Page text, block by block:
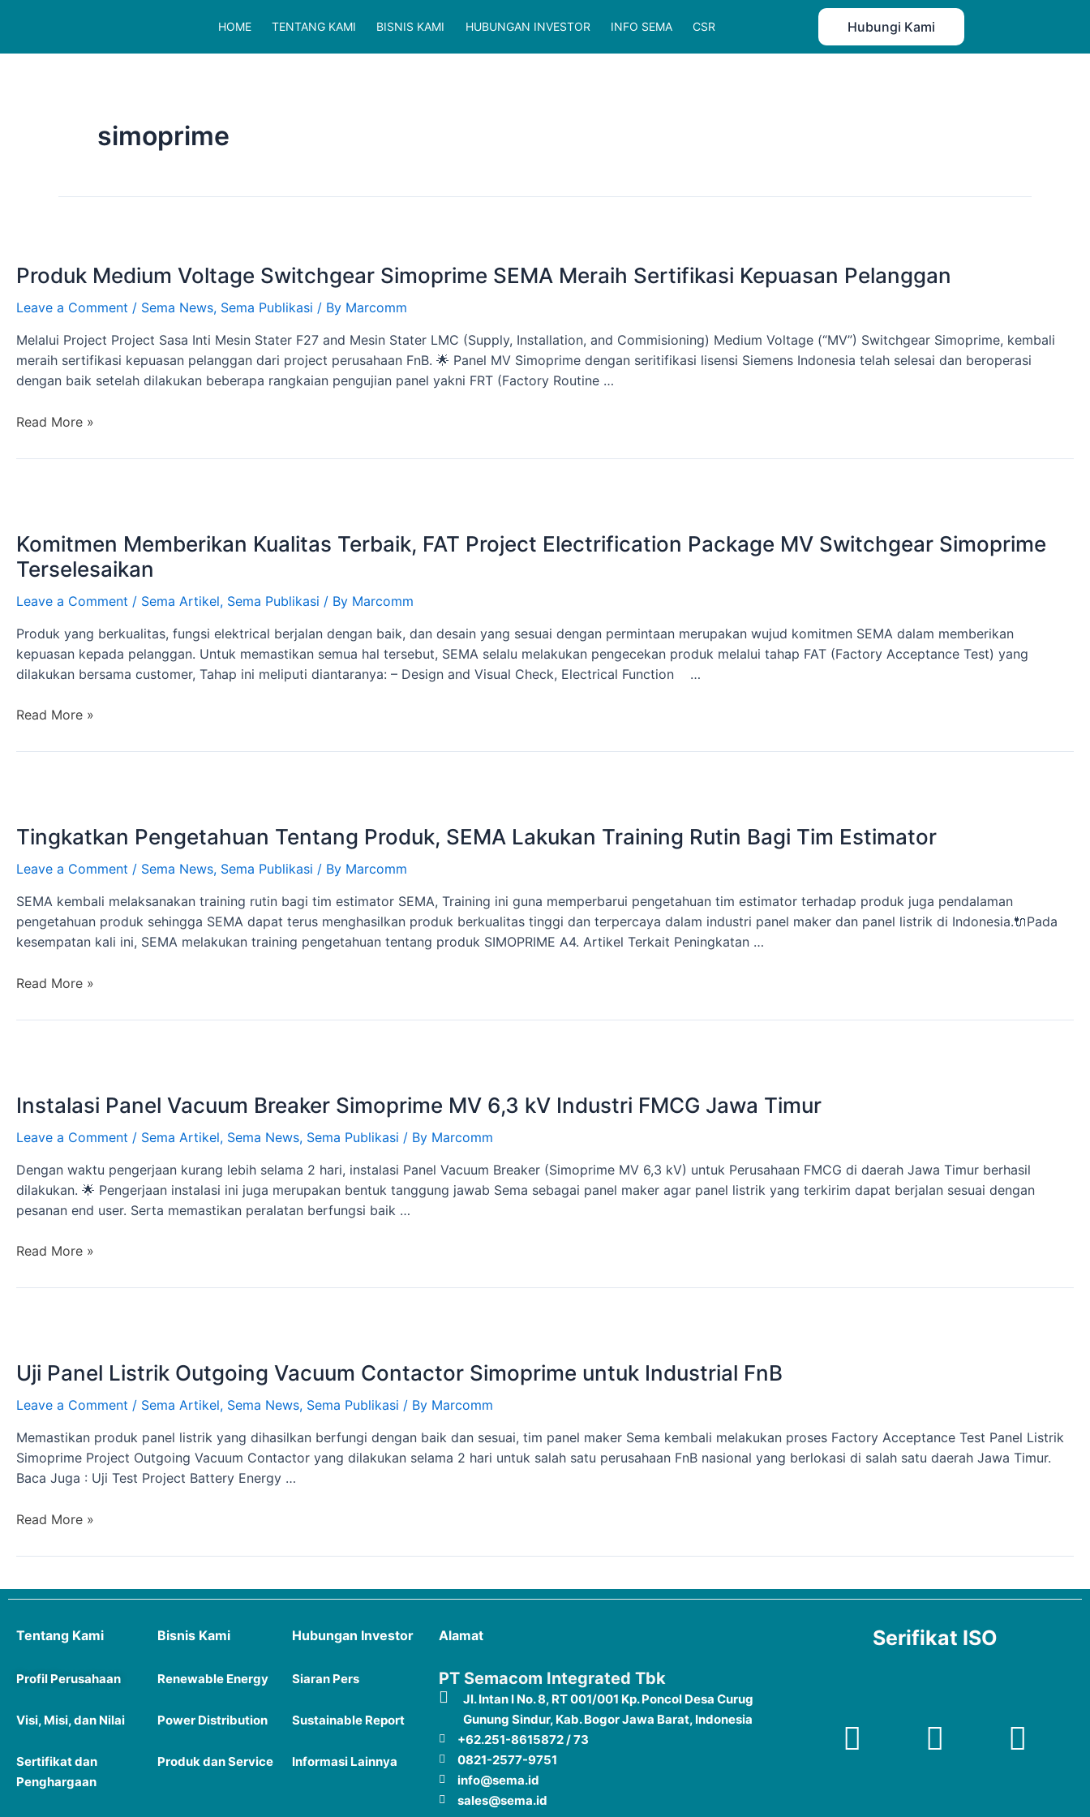
HOME TENTANG KAMI BISNIS KAMI HUBUNGAN INVESTOR INFO SEMA CSR Hubungi Kami
simoprime
Produk Medium Voltage Switchgear Simoprime SEMA Meraih Sertifikasi Kepuasan Pelanggan
Leave a Comment / Sema News, Sema Publikasi / By Marcomm
Melalui Project Project Sasa Inti Mesin Stater F27 and Mesin Stater LMC (Supply, Installation, and Commisioning) Medium Voltage (“MV”) Switchgear Simoprime, kembali
meraih sertifikasi kepuasan pelanggan dari project perusahaan FnB. 🌟 Panel MV Simoprime dengan seritifikasi lisensi Siemens Indonesia telah selesai dan beroperasi
dengan baik setelah dilakukan beberapa rangkaian pengujian panel yakni FRT (Factory Routine …
Read More »
Komitmen Memberikan Kualitas Terbaik, FAT Project Electrification Package MV Switchgear Simoprime
Terselesaikan
Leave a Comment / Sema Artikel, Sema Publikasi / By Marcomm
Produk yang berkualitas, fungsi elektrical berjalan dengan baik, dan desain yang sesuai dengan permintaan merupakan wujud komitmen SEMA dalam memberikan
kepuasan kepada pelanggan. Untuk memastikan semua hal tersebut, SEMA selalu melakukan pengecekan produk melalui tahap FAT (Factory Acceptance Test) yang
dilakukan bersama customer, Tahap ini meliputi diantaranya: – Design and Visual Check, Electrical Function …
Read More »
Tingkatkan Pengetahuan Tentang Produk, SEMA Lakukan Training Rutin Bagi Tim Estimator
Leave a Comment / Sema News, Sema Publikasi / By Marcomm
SEMA kembali melaksanakan training rutin bagi tim estimator SEMA, Training ini guna memperbarui pengetahuan tim estimator terhadap produk juga pendalaman
pengetahuan produk sehingga SEMA dapat terus menghasilkan produk berkualitas tinggi dan terpercaya dalam industri panel maker dan panel listrik di Indonesia.🔌Pada
kesempatan kali ini, SEMA melakukan training pengetahuan tentang produk SIMOPRIME A4. Artikel Terkait Peningkatan …
Read More »
Instalasi Panel Vacuum Breaker Simoprime MV 6,3 kV Industri FMCG Jawa Timur
Leave a Comment / Sema Artikel, Sema News, Sema Publikasi / By Marcomm
Dengan waktu pengerjaan kurang lebih selama 2 hari, instalasi Panel Vacuum Breaker (Simoprime MV 6,3 kV) untuk Perusahaan FMCG di daerah Jawa Timur berhasil
dilakukan. 🌟 Pengerjaan instalasi ini juga merupakan bentuk tanggung jawab Sema sebagai panel maker agar panel listrik yang terkirim dapat berjalan sesuai dengan
pesanan end user. Serta memastikan peralatan berfungsi baik …
Read More »
Uji Panel Listrik Outgoing Vacuum Contactor Simoprime untuk Industrial FnB
Leave a Comment / Sema Artikel, Sema News, Sema Publikasi / By Marcomm
Memastikan produk panel listrik yang dihasilkan berfungi dengan baik dan sesuai, tim panel maker Sema kembali melakukan proses Factory Acceptance Test Panel Listrik
Simoprime Project Outgoing Vacuum Contactor yang dilakukan selama 2 hari untuk salah satu perusahaan FnB nasional yang berlokasi di salah satu daerah Jawa Timur.
Baca Juga : Uji Test Project Battery Energy …
Read More »
Tentang Kami
Profil Perusahaan
Visi, Misi, dan Nilai
Sertifikat dan
Penghargaan
Bisnis Kami
Renewable Energy
Power Distribution
Produk dan Service
Hubungan Investor
Siaran Pers
Sustainable Report
Informasi Lainnya
Alamat
PT Semacom Integrated Tbk
Jl. Intan I No. 8, RT 001/001 Kp. Poncol Desa Curug
Gunung Sindur, Kab. Bogor Jawa Barat, Indonesia
+62.251-8615872 / 73
0821-2577-9751
info@sema.id
sales@sema.id
Serifikat ISO